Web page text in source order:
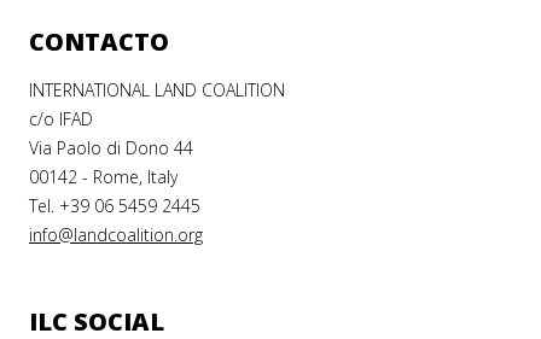
CONTACTO
INTERNATIONAL LAND COALITION
c/o IFAD
Via Paolo di Dono 44
00142 - Rome, Italy
Tel. +39 06 5459 2445
info@landcoalition.org
ILC SOCIAL